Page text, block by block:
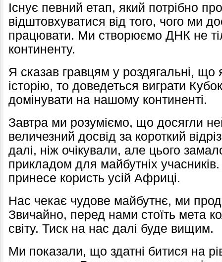
Існує певний етап, який потрібно
відштовхуватися від того, чого ми
працювати. Ми створюємо ДНК не
континенту.
Я сказав гравцям у роздягальні,
історію, то доведеться виграти
домінувати на нашому континенті.
Завтра ми розуміємо, що досягли
величезний досвід за короткий
далі, ніж очікували, але цього
прикладом для майбутніх
принесе користь усій Африці.
Нас чекає чудове майбутнє, ми
Звичайно, перед нами стоїть мета
світу. Тиск на нас далі буде вищим.
Ми показали, що здатні битися на